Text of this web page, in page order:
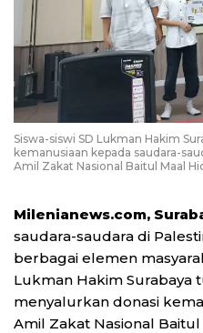
Siswa-siswi SD Lukman Hakim
kemanusiaan kepada saudara-
Amil Zakat Nasional Baitul Maal
Milenianews.com,
saudara-saudara di
berbagai elemen
Lukman Hakim
menyalurkan donasi
Amil Zakat Nasional